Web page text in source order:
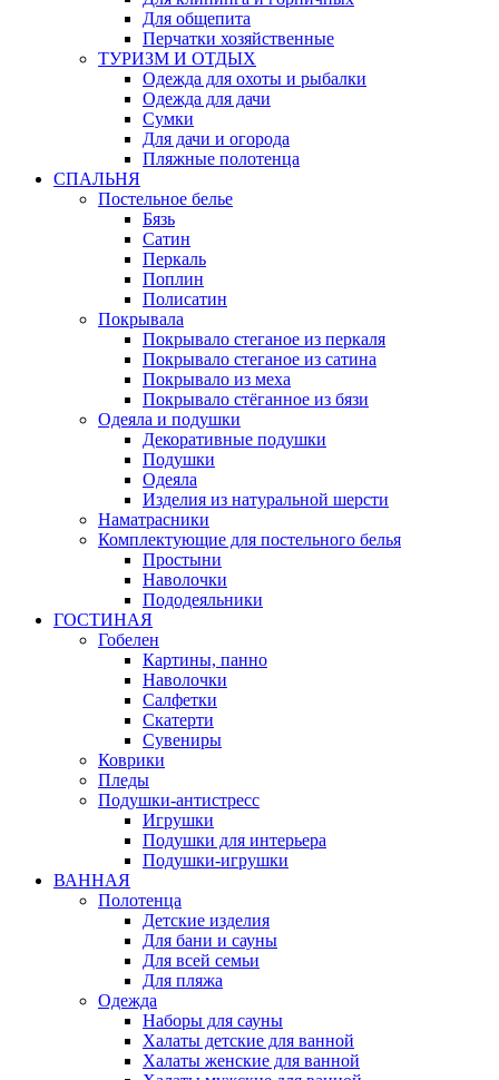
Для общепита
Перчатки хозяйственные
ТУРИЗМ И ОТДЫХ
Одежда для охоты и рыбалки
Одежда для дачи
Сумки
Для дачи и огорода
Пляжные полотенца
СПАЛЬНЯ
Постельное белье
Бязь
Сатин
Перкаль
Поплин
Полисатин
Покрывала
Покрывало стеганое из перкаля
Покрывало стеганое из сатина
Покрывало из меха
Покрывало стёганное из бязи
Одеяла и подушки
Декоративные подушки
Подушки
Одеяла
Изделия из натуральной шерсти
Наматраcники
Комплектующие для постельного белья
Простыни
Наволочки
Пододеяльники
ГОСТИНАЯ
Гобелен
Картины, панно
Наволочки
Салфетки
Скатерти
Сувениры
Коврики
Пледы
Подушки-антистресс
Игрушки
Подушки для интерьера
Подушки-игрушки
ВАННАЯ
Полотенца
Детские изделия
Для бани и сауны
Для всей семьи
Для пляжа
Одежда
Наборы для сауны
Халаты детские для ванной
Халаты женские для ванной